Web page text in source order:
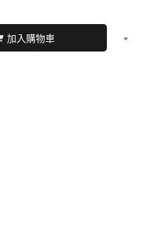
加入購物車
WEBDESIGN